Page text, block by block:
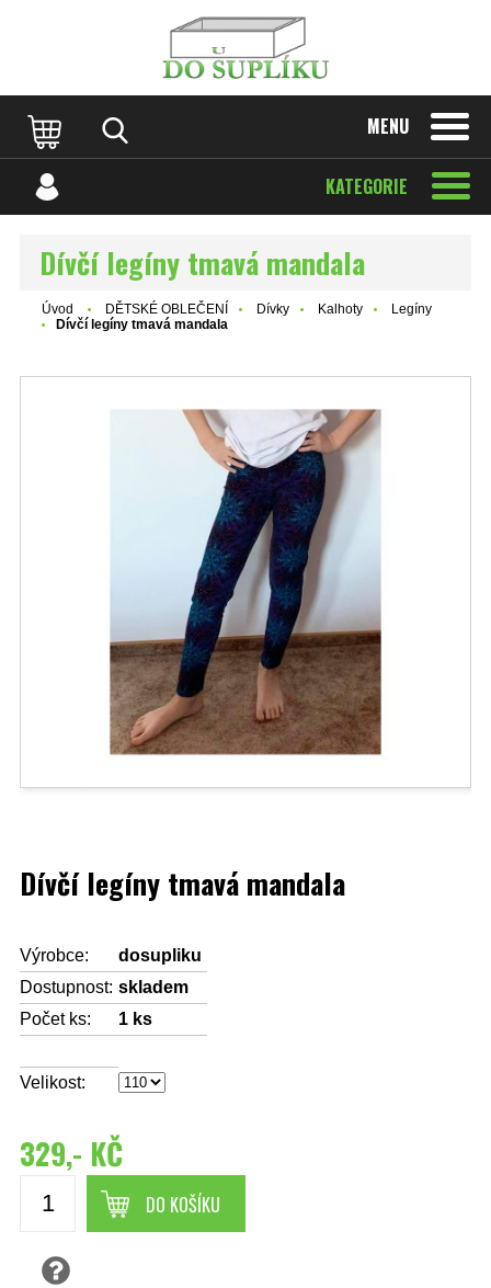
MENU
KATEGORIE
Dívčí legíny tmavá mandala
Úvod DĚTSKÉ OBLEČENÍ Dívky Kalhoty
Legíny
Dívčí legíny tmavá mandala
Dívčí legíny tmavá mandala
Výrobce:
dosupliku
Dostupnost: skladem
Počet ks:
1 ks
Velikost:
329,- KČ
DO KOŠÍKU